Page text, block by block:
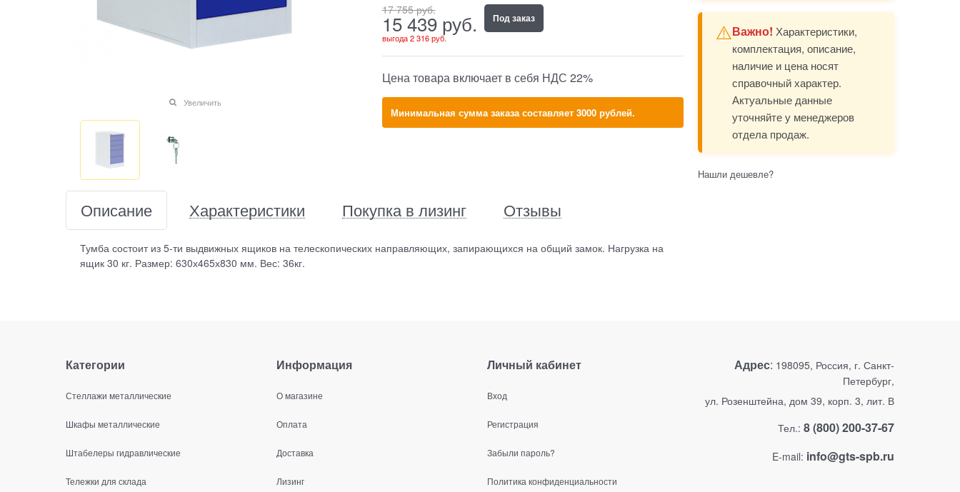
Увеличить
17 755 руб.
15 439 руб.
выгода2 316 руб.
Под заказ
Цена товара включает в себя НДС 22%
Минимальная сумма заказа составляет 3000 рублей.
Описание Характеристики Покупка в лизинг Отзывы
Тумба состоит из 5-ти выдвижных ящиков на телескопических направляющих, запирающихся на общий замок. Нагрузка на
ящик 30 кг. Размер: 630х465х830 мм. Вес: 36кг.
⚠️Важно! Характеристики,
комплектация, описание,
наличие и цена носят
справочный характер.
Актуальные данные
уточняйте у менеджеров
отдела продаж.
Нашли дешевле?
Категории
Стеллажи металлические
Шкафы металлические
Штабелеры гидравлические
Тележки для склада
Информация
О магазине
Оплата
Доставка
Лизинг
Личный кабинет
Вход
Регистрация
Забыли пароль?
Политика конфиденциальности
Адрес: 198095, Россия, г. Санкт-
Петербург,
ул. Розенштейна, дом 39, корп. 3, лит. В
Тел.: 8 (800) 200-37-67
E-mail: info@gts-spb.ru